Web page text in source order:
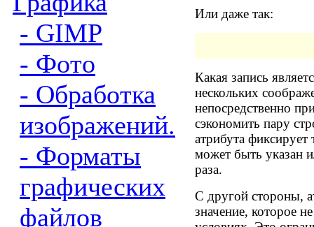
- GIMP
- Фото
- Обработка
изображений.
- Форматы
графических
файлов
Или даже так:
Какая запись
нескольких
непосредственно
сэкономить пару
атрибута фиксирует
может быть указан
раза.
С другой стороны,
значение, которое